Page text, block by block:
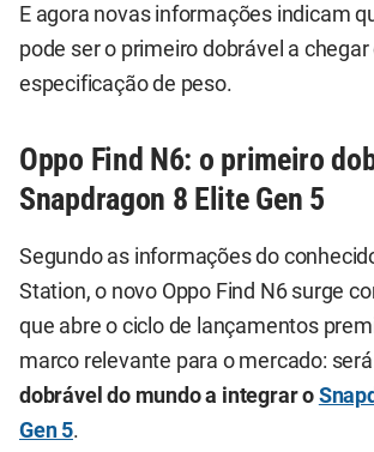
E agora novas informações indicam
pode ser o primeiro dobrável a
especificação de peso.
Oppo Find N6: o primeiro
Snapdragon 8 Elite Gen 5
Segundo as informações do
Station, o novo Oppo Find N6 surge
que abre o ciclo de lançamentos
marco relevante para o mercado:
dobrável do mundo a integrar o
Gen 5.